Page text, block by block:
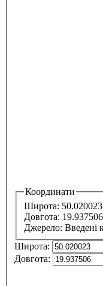
Координати
Широта: 50.020023
Довгота: 19.937506
Джерело: Введені
Широта:
Довгота: